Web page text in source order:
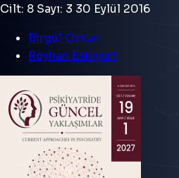
Cilt: 8 Sayı: 3 30 Eylül 2016
Birgül Özkan
Reyhan Eskiyurt